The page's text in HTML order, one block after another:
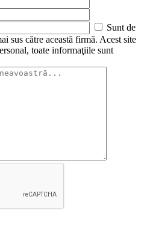
Sunt de
sus către această firmă. Acest site
toate informaţiile sunt